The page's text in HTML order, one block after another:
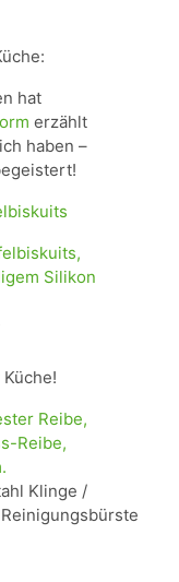
hat
erzählt
haben –
Silikon
Reibe,
Reibe,
Klinge /